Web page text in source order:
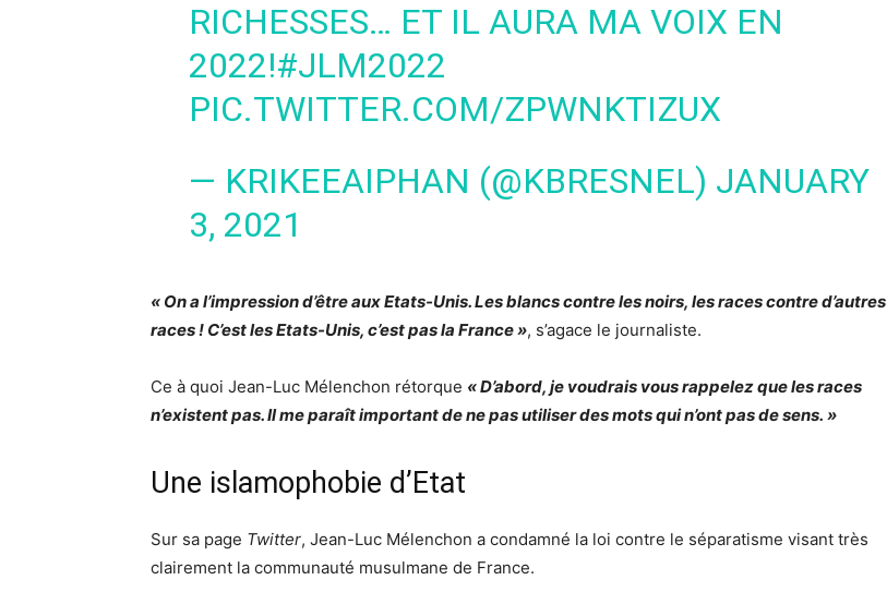
RICHESSES… ET IL AURA MA VOIX EN
2022!#JLM2022
PIC.TWITTER.COM/ZPWNKTIZUX
— KRIKEEAIPHAN (@KBRESNEL) JANUARY
3, 2021
« On a l’impression d’être aux Etats-Unis. Les blancs contre les noirs, les races contre d’autres
races ! C’est les Etats-Unis, c’est pas la France », s’agace le journaliste.
Ce à quoi Jean-Luc Mélenchon rétorque « D’abord, je voudrais vous rappelez que les races
n’existent pas. Il me paraît important de ne pas utiliser des mots qui n’ont pas de sens. »
Une islamophobie d’Etat
Sur sa page Twitter, Jean-Luc Mélenchon a condamné la loi contre le séparatisme visant très
clairement la communauté musulmane de France.